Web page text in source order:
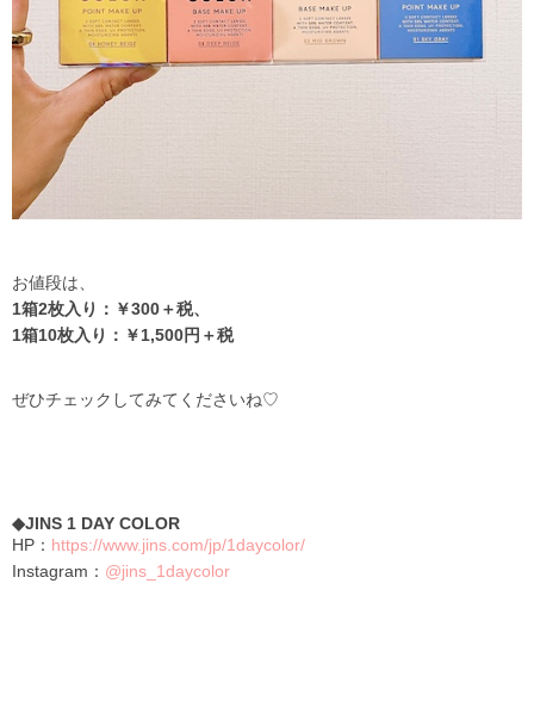
お値段は、
1箱2枚入り：￥300＋税、
1箱10枚入り：￥1,500円＋税
ぜひチェックしてみてくださいね♡
◆JINS 1 DAY COLOR
HP： https://www.jins.com/jp/1daycolor/
Instagram： @jins_1daycolor